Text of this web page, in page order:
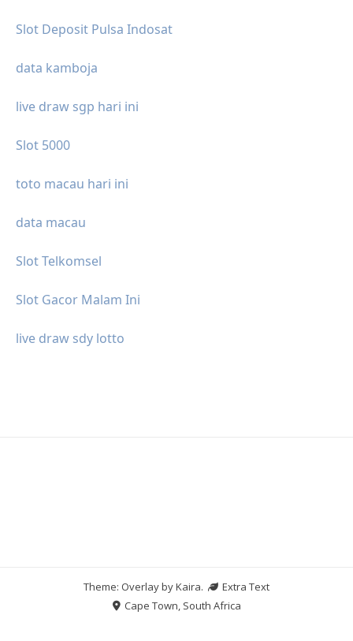
Slot Deposit Pulsa Indosat
data kamboja
live draw sgp hari ini
Slot 5000
toto macau hari ini
data macau
Slot Telkomsel
Slot Gacor Malam Ini
live draw sdy lotto
Theme: Overlay byKaira.
Extra Text
Cape Town, South Africa